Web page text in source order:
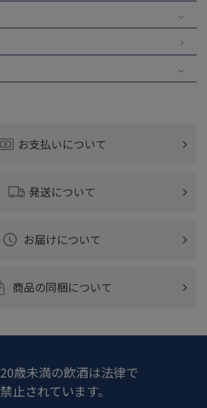
お支払いについて
発送について
お届けについて
商品の同梱について
20歳未満の飲酒は法律で
禁止されています。